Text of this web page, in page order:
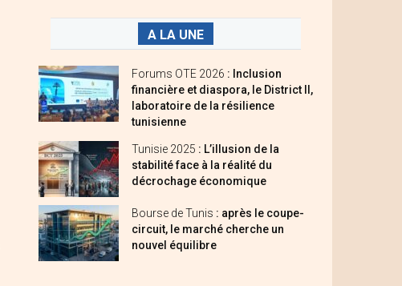
A LA UNE
Forums OTE 2026 : Inclusion
financière et diaspora, le District II,
laboratoire de la résilience
tunisienne
Tunisie 2025 : L’illusion de la
stabilité face à la réalité du
décrochage économique
Bourse de Tunis : après le coupe-
circuit, le marché cherche un
nouvel équilibre